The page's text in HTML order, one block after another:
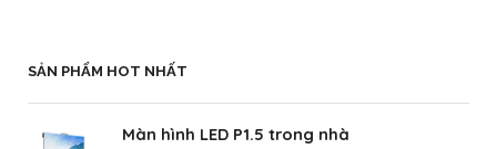
SẢN PHẨM HOT NHẤT
Màn hình LED P1.5 trong nhà